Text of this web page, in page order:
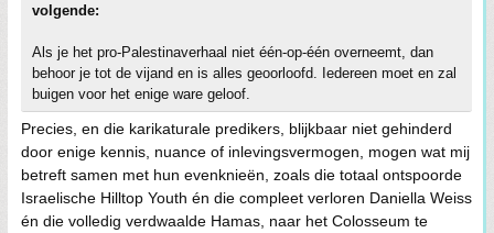
volgende:
Als je het pro-Palestinaverhaal niet één-op-één overneemt, dan
behoor je tot de vijand en is alles geoorloofd. Iedereen moet en zal
buigen voor het enige ware geloof.
Precies, en die karikaturale predikers, blijkbaar niet gehinderd
door enige kennis, nuance of inlevingsvermogen, mogen wat mij
betreft samen met hun evenknieën, zoals die totaal ontspoorde
Israelische Hilltop Youth én die compleet verloren Daniella Weiss
én die volledig verdwaalde Hamas, naar het Colosseum te